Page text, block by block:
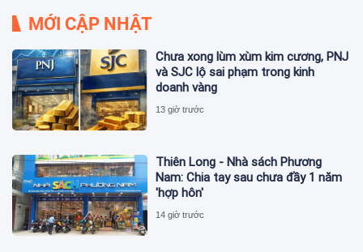
MỚI CẬP NHẬT
Chưa xong lùm xùm kim cương, PNJ
và SJC lộ sai phạm trong kinh
doanh vàng
13 giờ trước
Thiên Long - Nhà sách Phương
Nam: Chia tay sau chưa đầy 1 năm
'hợp hôn'
14 giờ trước